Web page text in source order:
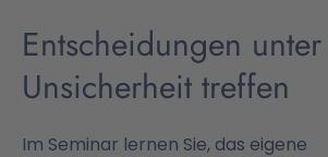
Entscheidungen unter
Unsicherheit treffen
Im Seminar lernen Sie, das eigene